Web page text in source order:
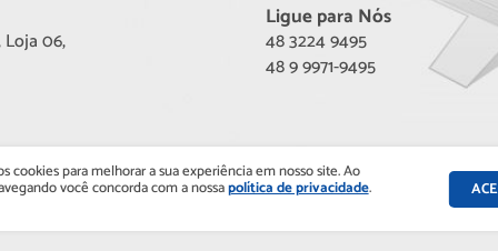
cookies para melhorar a sua experiência em nosso site. Ao
você concorda com a nossapolítica de privacidade.
Loja 06,
Ligue para Nós
48 3224 9495
48 9 9971-9495